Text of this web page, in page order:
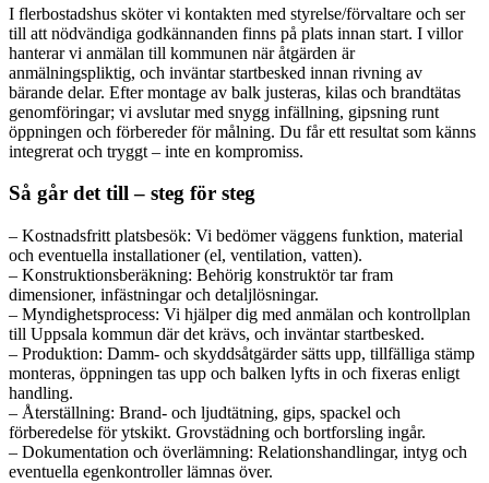
I flerbostadshus sköter vi kontakten med styrelse/förvaltare och ser
till att nödvändiga godkännanden finns på plats innan start. I villor
hanterar vi anmälan till kommunen när åtgärden är
anmälningspliktig, och inväntar startbesked innan rivning av
bärande delar. Efter montage av balk justeras, kilas och brandtätas
genomföringar; vi avslutar med snygg infällning, gipsning runt
öppningen och förbereder för målning. Du får ett resultat som känns
integrerat och tryggt – inte en kompromiss.
Så går det till – steg för steg
– Kostnadsfritt platsbesök: Vi bedömer väggens funktion, material
och eventuella installationer (el, ventilation, vatten).
– Konstruktionsberäkning: Behörig konstruktör tar fram
dimensioner, infästningar och detaljlösningar.
– Myndighetsprocess: Vi hjälper dig med anmälan och kontrollplan
till Uppsala kommun där det krävs, och inväntar startbesked.
– Produktion: Damm- och skyddsåtgärder sätts upp, tillfälliga stämp
monteras, öppningen tas upp och balken lyfts in och fixeras enligt
handling.
– Återställning: Brand- och ljudtätning, gips, spackel och
förberedelse för ytskikt. Grovstädning och bortforsling ingår.
– Dokumentation och överlämning: Relationshandlingar, intyg och
eventuella egenkontroller lämnas över.